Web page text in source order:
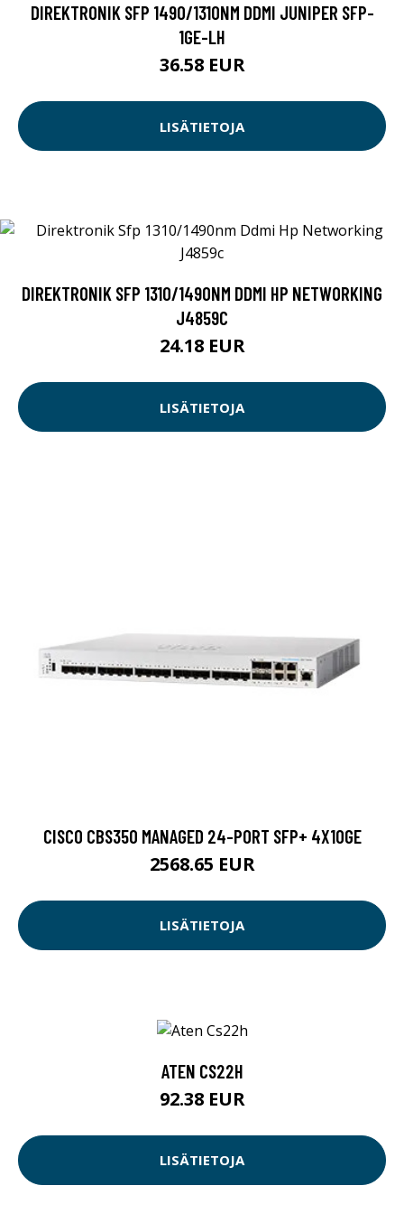
DIREKTRONIK SFP 1490/1310NM DDMI JUNIPER SFP-
1GE-LH
36.58 EUR
LISÄTIETOJA
DIREKTRONIK SFP 1310/1490NM DDMI HP NETWORKING
J4859C
24.18 EUR
LISÄTIETOJA
CISCO CBS350 MANAGED 24-PORT SFP+ 4X10GE
2568.65 EUR
LISÄTIETOJA
ATEN CS22H
92.38 EUR
LISÄTIETOJA